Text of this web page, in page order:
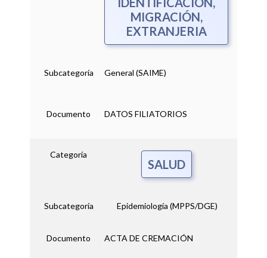
MIGRACIÓN,
EXTRANJERIA
Subcategoría General (SAIME)
Documento DATOS FILIATORIOS
Categoría
SALUD
Subcategoría Epidemiología (MPPS/DGE)
Documento ACTA DE CREMACIÓN